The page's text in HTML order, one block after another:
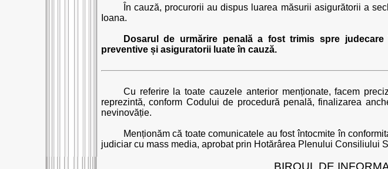
În cauză, procurorii au dispus luarea măsurii asigurătorii a
Ioana.
Dosarul de urmărire penală a fost trimis spre
preventive și asiguratorii luate în cauză.
Cu referire la toate cauzele anterior menționate, facem
reprezintă, conform Codului de procedură penală, finalizarea
nevinovăție.
Menționăm că toate comunicatele au fost întocmite în
judiciar cu mass media, aprobat prin Hotărârea Plenului Consiliului
BIROUL DE